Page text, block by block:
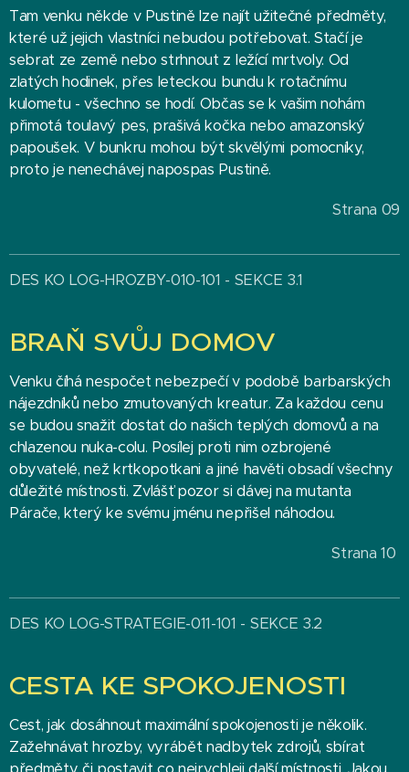
Tam venku někde v Pustině lze najít užitečné předměty,
které už jejich vlastníci nebudou potřebovat. Stačí je
sebrat ze země nebo strhnout z ležící mrtvoly. Od
zlatých hodinek, přes leteckou bundu k rotačnímu
kulometu - všechno se hodí. Občas se k vašim nohám
přimotá toulavý pes, prašivá kočka nebo amazonský
papoušek. V bunkru mohou být skvělými pomocníky,
proto je nenechávej napospas Pustině.
Strana 09
DES KO LOG-HROZBY-010-101 - SEKCE 3.1
BRAŇ SVŮJ DOMOV
Venku číhá nespočet nebezpečí v podobě barbarských
nájezdníků nebo zmutovaných kreatur. Za každou cenu
se budou snažit dostat do našich teplých domovů a na
chlazenou nuka-colu. Posílej proti nim ozbrojené
obyvatelé, než krtkopotkani a jiné havěti obsadí všechny
důležité místnosti. Zvlášť pozor si dávej na mutanta
Párače, který ke svému jménu nepřišel náhodou.
Strana 10
DES KO LOG-STRATEGIE-011-101 - SEKCE 3.2
CESTA KE SPOKOJENOSTI
Cest, jak dosáhnout maximální spokojenosti je několik.
Zažehnávat hrozby, vyrábět nadbytek zdrojů, sbírat